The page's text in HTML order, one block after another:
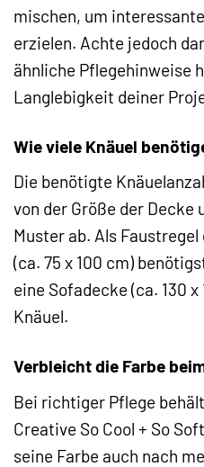
mischen, um
erzielen. Achte jedoch
ähnliche Pflegehinweise
Langlebigkeit deiner
Wie viele Knäuel
Die benötigte
von der Größe der Decke
Muster ab. Als
(ca. 75 x 100 cm)
eine Sofadecke (ca. 130
Knäuel.
Verbleicht die Farbe
Bei richtiger Pflege
Creative So Cool + So
seine Farbe auch nach